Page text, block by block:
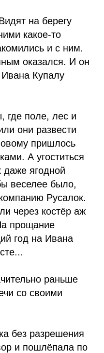
на берегу
какое-то
и с ним.
оказался. И он
Купалу
где поле, лес и
они развести
пришлось
А угоститься
ягодной
веселее было,
Русалок.
через костёр аж
прощание
год на Ивана
раньше
со своими
без разрешения
и пошлёпала по